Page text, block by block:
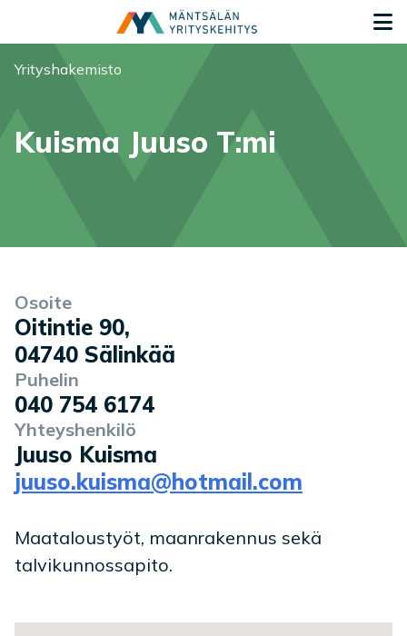
Olet tässä:
Yrityshakemisto
Kuisma Juuso T:mi
Yrityksen tiedot
Osoite
Oitintie 90,
04740 Sälinkää
Puhelin
040 754 6174
Yhteyshenkilö
Juuso Kuisma
juuso.kuisma@hotmail.com
Palvelukuvaus
Maataloustyöt, maanrakennus sekä
talvikunnossapito.